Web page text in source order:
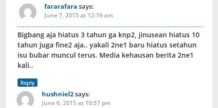
fararafara says:
June 7, 2015 at 12:19 am
Bigbang aja hiatus 3 tahun ga knp2, jinusean hiatus 10
tahun juga fine2 aja.. yakali 2ne1 baru hiatus setahun
isu bubar muncul terus. Media kehausan berita 2ne1
kali..
Reply
hushniel2says:
June 6, 2015 at 10:57 pm